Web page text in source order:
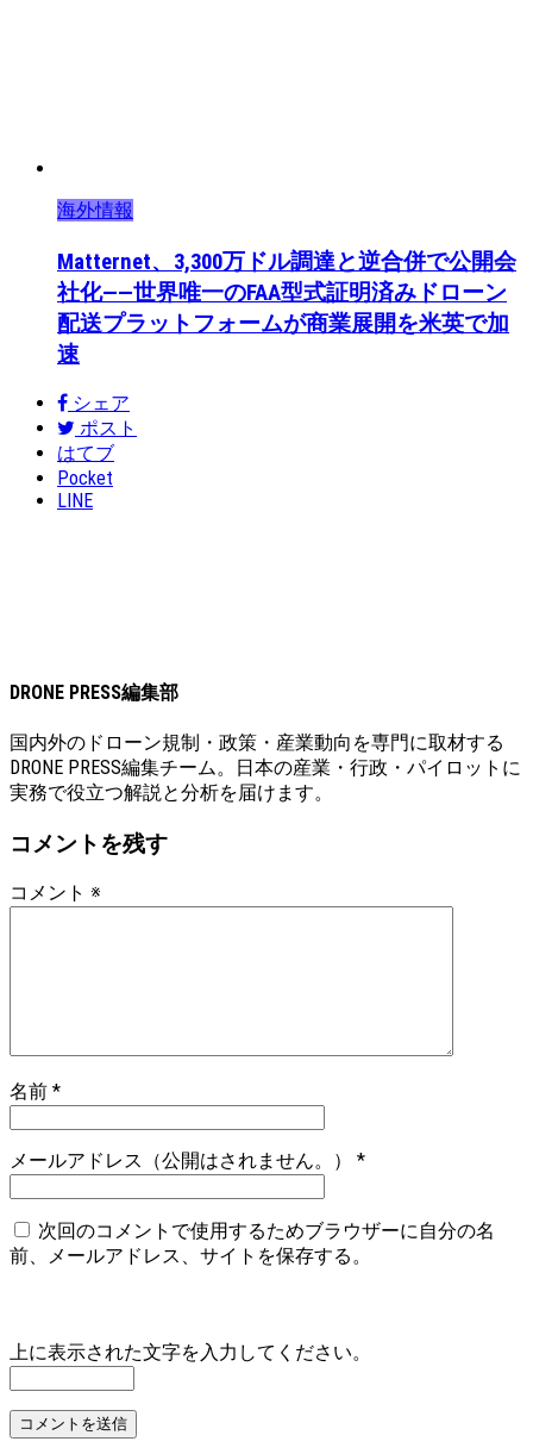
海外情報
Matternet、3,300万ドル調達と逆合併で公開会
社化——世界唯一のFAA型式証明済みドローン
配送プラットフォームが商業展開を米英で加
速
シェア
ポスト
はてブ
Pocket
LINE
DRONE PRESS編集部
国内外のドローン規制・政策・産業動向を専門に取材する
DRONE PRESS編集チーム。日本の産業・行政・パイロットに
実務で役立つ解説と分析を届けます。
コメントを残す
コメント ※
名前 *
メールアドレス（公開はされません。） *
次回のコメントで使用するためブラウザーに自分の名
前、メールアドレス、サイトを保存する。
上に表示された文字を入力してください。